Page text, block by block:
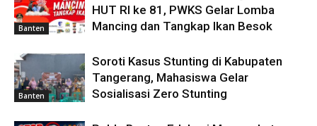
Banten
HUT RI ke 81, PWKS Gelar Lomba
Mancing dan Tangkap Ikan Besok
Banten
Soroti Kasus Stunting di Kabupaten
Tangerang, Mahasiswa Gelar
Sosialisasi Zero Stunting